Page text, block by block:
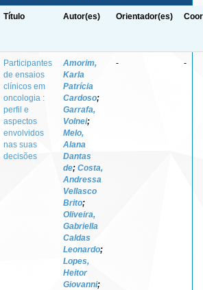
Título Autor(es) Orientador(es)
Participantes
de ensaios
clínicos em
oncologia :
perfil e
aspectos
envolvidos
nas suas
decisões
Amorim,
Karla
Patrícia
Cardoso;
Garrafa,
Volnei;
Melo,
Alana
Dantas
de; Costa,
Andressa
Vellasco
Brito;
Oliveira,
Gabriella
Caldas
Leonardo;
Lopes,
Heitor
Giovanni;
- -